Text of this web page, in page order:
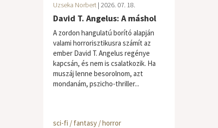
Uzseka Norbert | 2026. 07. 18.
David T. Angelus: A máshol
A zordon hangulatú borító alapján
valami horrorisztikusra számít az
ember David T. Angelus regénye
kapcsán, és nem is csalatkozik. Ha
muszáj lenne besorolnom, azt
mondanám, pszicho-thriller...
sci-fi / fantasy / horror